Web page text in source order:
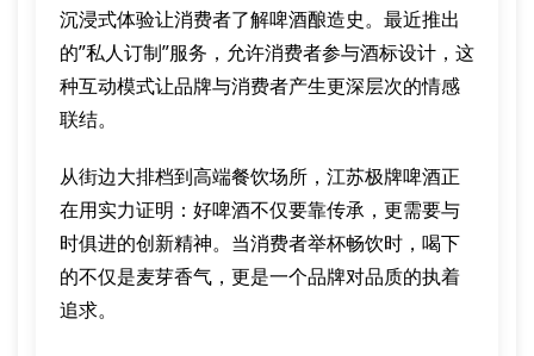
沉浸式体验让消费者了解啤酒酿造史。最近推出
的”私人订制”服务，允许消费者参与酒标设计，这
种互动模式让品牌与消费者产生更深层次的情感
联结。
从街边大排档到高端餐饮场所，江苏极牌啤酒正
在用实力证明：好啤酒不仅要靠传承，更需要与
时俱进的创新精神。当消费者举杯畅饮时，喝下
的不仅是麦芽香气，更是一个品牌对品质的执着
追求。